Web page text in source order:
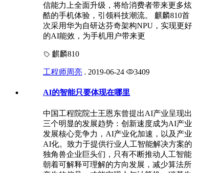
信能力上全面升级，将给消费者带来更多炫
酷的手机体验，引领科技潮流。 麒麟810首
次采用华为自研达芬奇架构NPU，实现更好
的AI能效，为手机用户带来更
麒麟810
工程师周亮 . 2019-06-24 3409
AI的智能只要体现在哪里
中国工程院院士王恩东曾提出AI产业呈现出
三个明显的发展趋势：创新速度成为AI产业
发展核心竞争力，AI产业化加速，以及产业
AI化。致力于提供行业人工智能解决方案的
独角兽企业巨头们，只有不断推动人工智能
朝着可解释可理解的方向发展，减少算法所